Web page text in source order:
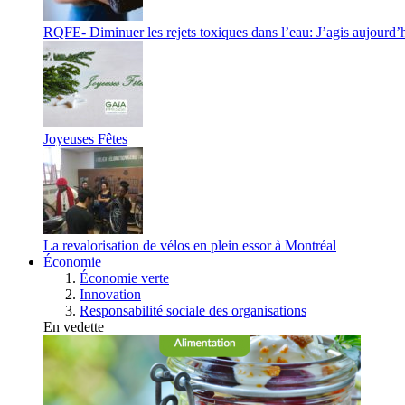
RQFE- Diminuer les rejets toxiques dans l’eau: J’agis
Joyeuses Fêtes
La revalorisation de vélos en plein essor à Montréal
Économie
Économie verte
Innovation
Responsabilité sociale des organisations
En vedette